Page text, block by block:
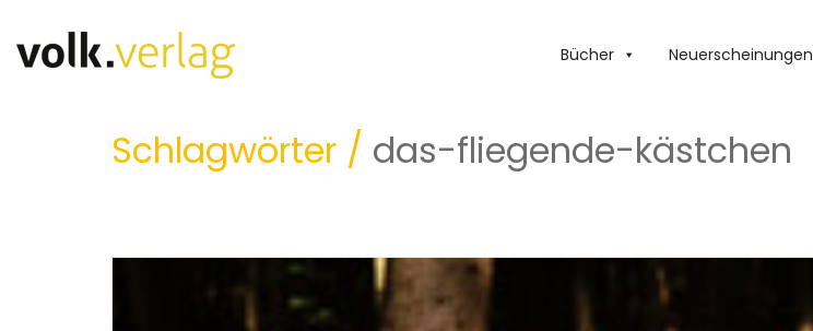
Bücher Neuerscheinungen
Schlagwörter / das-fliegende-kästchen